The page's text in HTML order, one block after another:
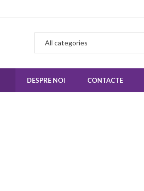
DESPRE NOI CONTACTE